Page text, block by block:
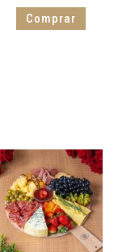
Comprar